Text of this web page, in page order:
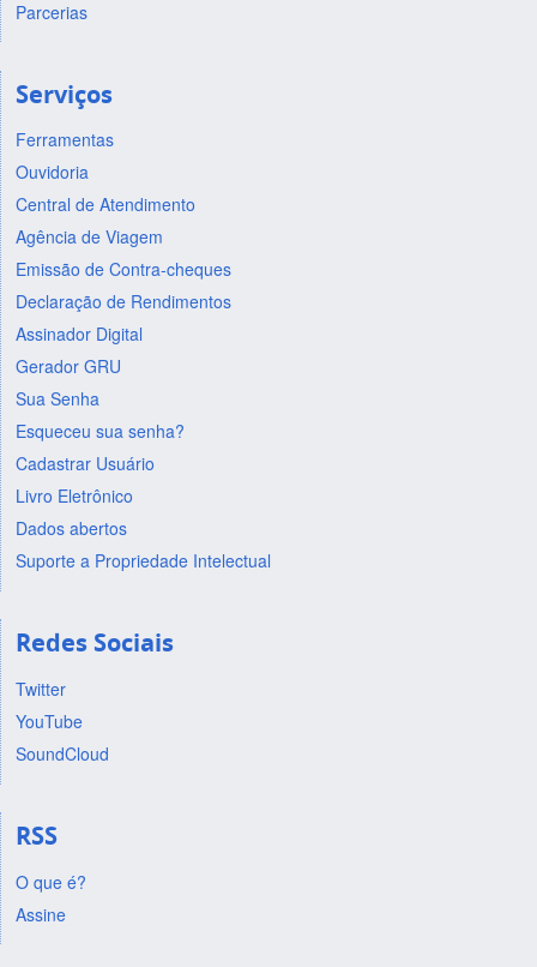
Parcerias
Serviços
Ferramentas
Ouvidoria
Central de Atendimento
Agência de Viagem
Emissão de Contra-cheques
Declaração de Rendimentos
Assinador Digital
Gerador GRU
Sua Senha
Esqueceu sua senha?
Cadastrar Usuário
Livro Eletrônico
Dados abertos
Suporte a Propriedade Intelectual
Redes Sociais
Twitter
YouTube
SoundCloud
RSS
O que é?
Assine